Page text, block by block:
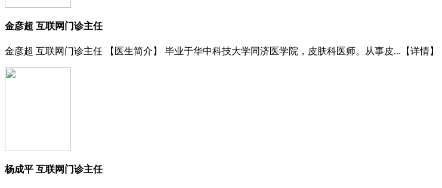
金彦超 互联网门诊主任
金彦超 互联网门诊主任 【医生简介】 毕业于华中科技大学同济医学院，皮肤科医师。从事皮... 【详情】
杨成平 互联网门诊主任